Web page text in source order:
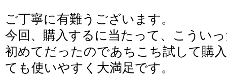
ご丁寧に有難うございます。
今回、購入するに当たって、こうい
初めてだったのであちこち試して購
ても使いやすく大満足です。